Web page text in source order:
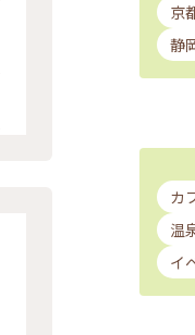
京
静
カ
温
イ